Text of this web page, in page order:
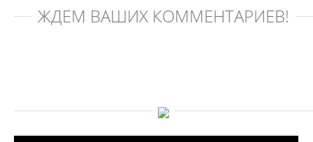
ЖДЁМ ВАШИХ КОММЕНТАРИЕВ!